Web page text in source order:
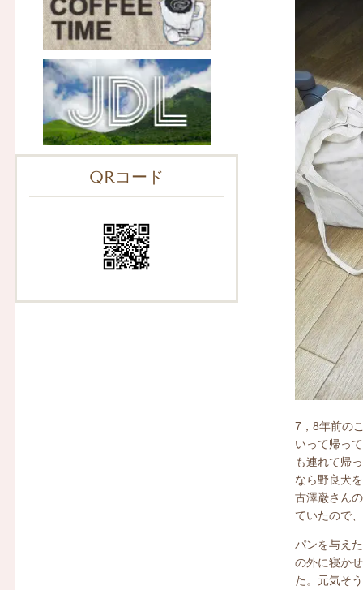
7，8年前の
いって帰っ
も連れて帰
なら野良犬
古澤巌さん
ていたので
パンを与え
の外に寝か
た。元気そ
QRコード